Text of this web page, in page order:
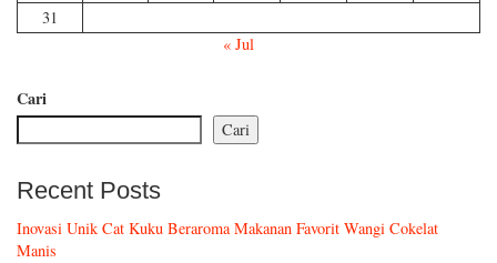
31
« Jul
Cari
Cari
Recent Posts
Inovasi Unik Cat Kuku Beraroma Makanan Favorit Wangi Cokelat
Manis